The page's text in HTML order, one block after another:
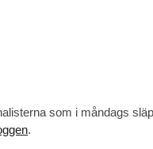
som i måndags
.